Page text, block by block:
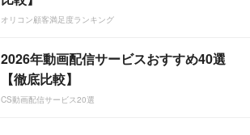
オリコン顧客満足度ランキング
2026年動画配信サービスおすすめ40選
【徹底比較】
CS動画配信サービス20選